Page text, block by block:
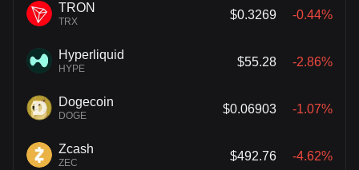
TRON
TRX
$0.3269 -0.44%
Hyperliquid
HYPE
$55.28 -2.86%
Dogecoin
DOGE
$0.06903 -1.07%
Zcash
ZEC
$492.76 -4.62%